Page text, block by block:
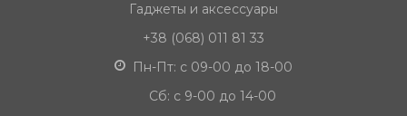
Гаджеты и аксессуары
+38 (068) 011 81 33
Пн-Пт: с 09-00 до 18-00
Сб: с 9-00 до 14-00